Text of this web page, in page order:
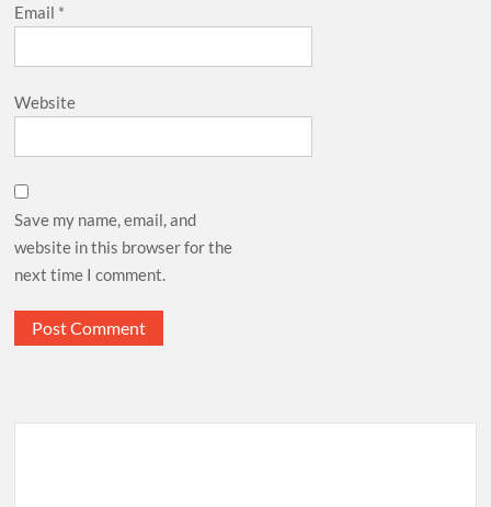
Email *
Website
Save my name, email, and
website in this browser for the
next time I comment.